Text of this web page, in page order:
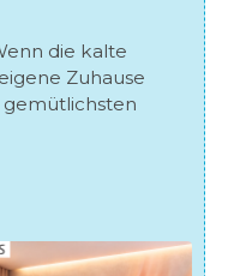
die kalte
Zuhause